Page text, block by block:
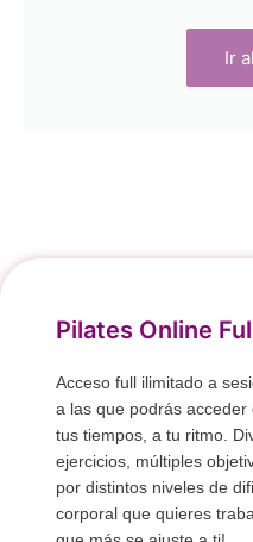
Ir
Pilates Online
Acceso full ilimitado a
a las que podrás
tus tiempos, a tu ritmo.
ejercicios, múltiples
por distintos niveles de
corporal que quieres